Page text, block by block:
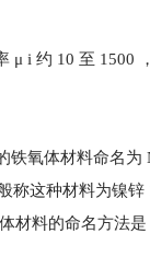
i 约 10 至 1500
铁氧体材料命名
称这种材料为镍
材料的命名方法